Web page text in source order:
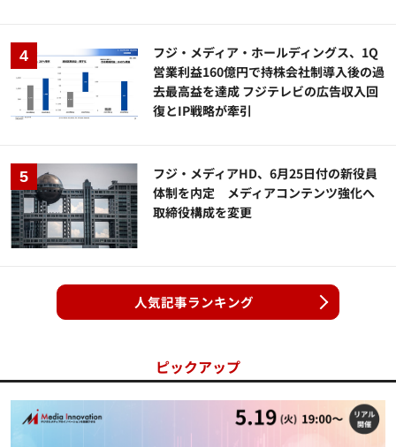
フジ・メディア・ホールディングス、1Q
営業利益160億円で持株会社制導入後の過
去最高益を達成 フジテレビの広告収入回
復とIP戦略が牽引
フジ・メディアHD、6月25日付の新役員
体制を内定 メディアコンテンツ強化へ
取締役構成を変更
人気記事ランキング
ピックアップ